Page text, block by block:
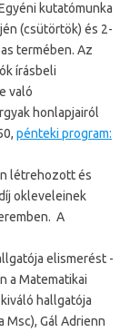
kutatómunka
(csütörtök) és 2-
termében. Az
írásbeli
való
honlapjairól
pénteki program:
létrehozott és
okleveleinek
A
elismerést -
a Matematikai
hallgatója
Msc), Gál Adrienn